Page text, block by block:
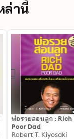
ล่านี้
พ่อรวยสอนลูก : Rich
Poor Dad
Robert T. Kiyosaki